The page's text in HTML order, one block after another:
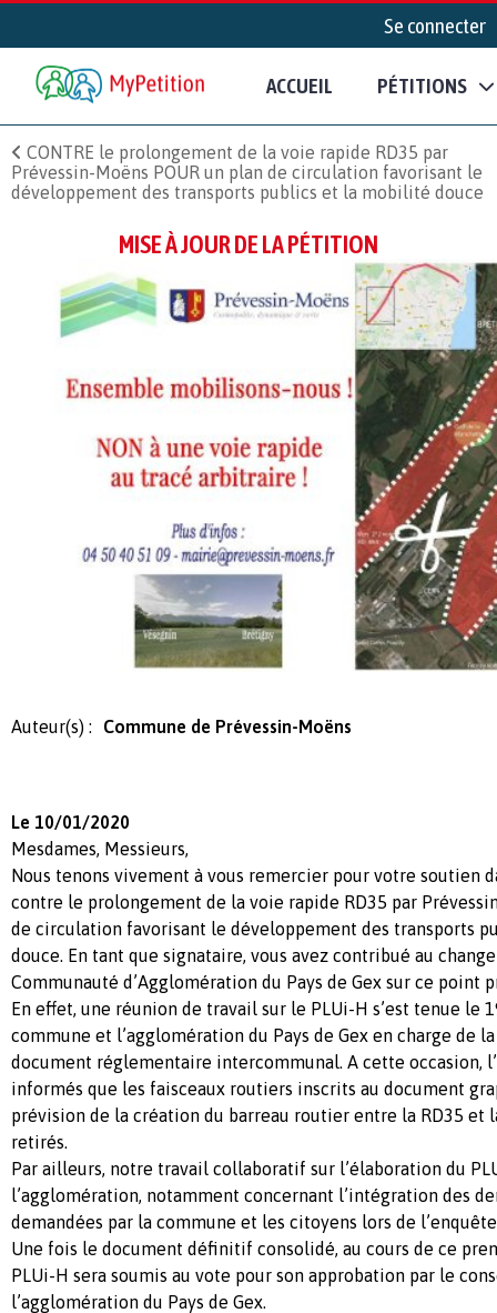
Se connecter
ACCUEIL PÉTITIONS
CONTRE le prolongement de la voie rapide RD35 par
Prévessin-Moëns POUR un plan de circulation favorisant le
développement des transports publics et la mobilité douce
MISE À JOUR DE LA PÉTITION
Auteur(s) : Commune de Prévessin-Moëns
Le 10/01/2020
Mesdames, Messieurs,
Nous tenons vivement à vous remercier pour votre soutien
contre le prolongement de la voie rapide RD35 par
de circulation favorisant le développement des transports
douce. En tant que signataire, vous avez contribué au
Communauté d’Agglomération du Pays de Gex sur ce point
En effet, une réunion de travail sur le PLUi-H s’est tenue le
commune et l’agglomération du Pays de Gex en charge de
document réglementaire intercommunal. A cette occasion,
informés que les faisceaux routiers inscrits au document
prévision de la création du barreau routier entre la RD35 et
retirés.
Par ailleurs, notre travail collaboratif sur l’élaboration du
l’agglomération, notamment concernant l’intégration des
demandées par la commune et les citoyens lors de
Une fois le document définitif consolidé, au cours de ce
PLUi-H sera soumis au vote pour son approbation par le
l’agglomération du Pays de Gex.